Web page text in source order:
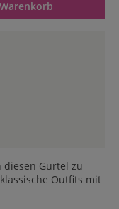
diesen Gürtel zu
Outfits mit